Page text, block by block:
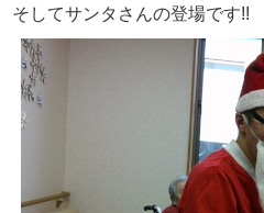
そしてサンタさんの登場です!!